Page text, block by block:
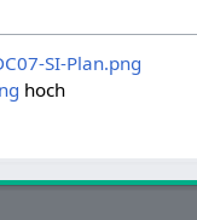
SI-Plan.png
hoch